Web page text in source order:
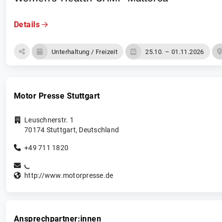
Details
Unterhaltung / Freizeit 25.10. – 01.11.2026
Motor Presse Stuttgart
Leuschnerstr. 1
70174 Stuttgart, Deutschland
+49 711 1820
http://www.motorpresse.de
Ansprechpartner:innen